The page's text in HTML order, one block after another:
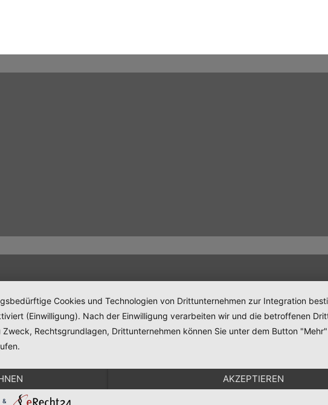
Cookies und Technologien von Drittunternehmen zur Integration
(Einwilligung). Nach der Einwilligung verarbeiten wir und die betroffenen
Rechtsgrundlagen, Drittunternehmen können Sie unter dem Button
AKZEPTIEREN
&